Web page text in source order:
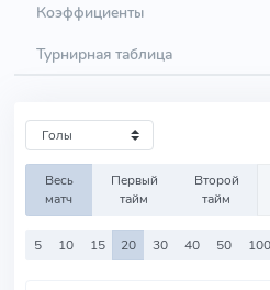
Коэффициенты
Турнирная таблица
Весь
матч
Первый
тайм
Второй
тайм
5 10 15 20 30 40 50 100